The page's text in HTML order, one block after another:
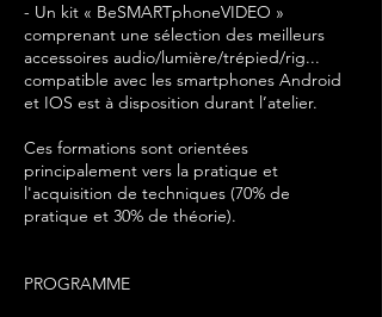
- Un kit « BeSMARTphoneVIDEO »
comprenant une sélection des meilleurs
accessoires audio/lumière/trépied/rig...
compatible avec les smartphones Android
et IOS est à disposition durant l’atelier.
Ces formations sont orientées
principalement vers la pratique et
l'acquisition de techniques (70% de
pratique et 30% de théorie).
PROGRAMME